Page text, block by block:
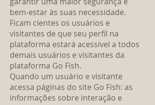
bem-estar às suas necessidade.
Ficam cientes os usuários e
visitantes de que seu perfil na
plataforma estará acessível a todos
demais usuários e visitantes da
plataforma Go Fish.
Quando um usuário e visitante
acessa páginas do site Go Fish: as
informações sobre interação e